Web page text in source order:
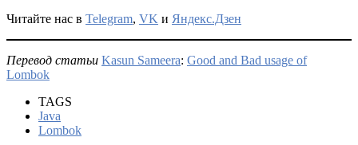
Читайте нас в Telegram, VK и Яндекс.Дзен
Перевод статьи Kasun Sameera: Good and Bad usage of
Lombok
TAGS
Java
Lombok